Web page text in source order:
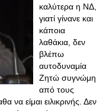
καλύτερα η ΝΔ,
γιατί γίνανε και
κάποια
λαθάκια, δεν
βλέπω
αυτοδυναμία
Ζητώ συγνώμη
από τους
είμαι ειλικρινής. Δεν